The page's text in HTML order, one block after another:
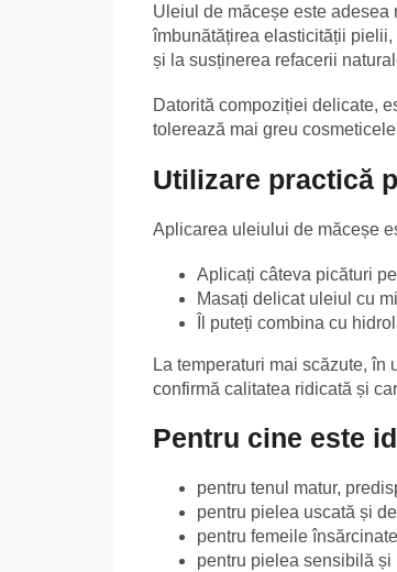
Uleiul de măceșe este
îmbunătățirea elasticității
și la susținerea refacerii
Datorită compoziției delicate,
tolerează mai greu
Utilizare practică
Aplicarea uleiului de măceșe
Aplicați câteva picături
Masați delicat uleiul cu
Îl puteți combina cu
La temperaturi mai scăzute, în
confirmă calitatea ridicată și
Pentru cine este
pentru tenul matur,
pentru pielea uscată și
pentru femeile
pentru pielea sensibilă și